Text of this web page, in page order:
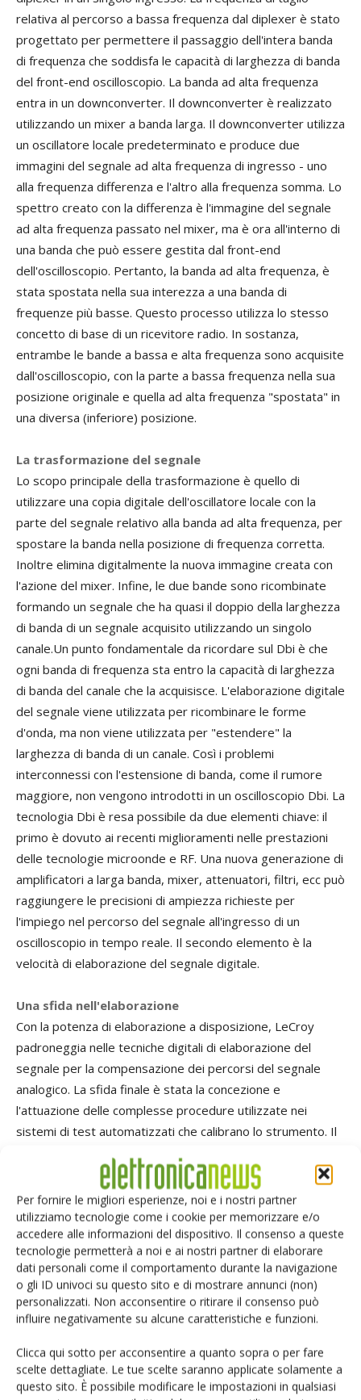
Per fornire le migliori esperienze, noi e i nostri partner
utilizziamo tecnologie come i cookie per memorizzare e/o
accedere alle informazioni del dispositivo. Il consenso a queste
tecnologie permetterà a noi e ai nostri partner di elaborare
dati personali come il comportamento durante la navigazione
o gli ID univoci su questo sito e di mostrare annunci (non)
personalizzati. Non acconsentire o ritirare il consenso può
influire negativamente su alcune caratteristiche e funzioni.
Clicca qui sotto per acconsentire a quanto sopra o per fare
scelte dettagliate. Le tue scelte saranno applicate solamente a
questo sito. È possibile modificare le impostazioni in qualsiasi
relativa al percorso a bassa frequenza dal diplexer è stato
progettato per permettere il passaggio dell'intera banda
di frequenza che soddisfa le capacità di larghezza di banda
del front-end oscilloscopio. La banda ad alta frequenza
entra in un downconverter. Il downconverter è realizzato
utilizzando un mixer a banda larga. Il downconverter utilizza
un oscillatore locale predeterminato e produce due
immagini del segnale ad alta frequenza di ingresso - uno
alla frequenza differenza e l'altro alla frequenza somma. Lo
spettro creato con la differenza è l'immagine del segnale
ad alta frequenza passato nel mixer, ma è ora all'interno di
una banda che può essere gestita dal front-end
dell'oscilloscopio. Pertanto, la banda ad alta frequenza, è
stata spostata nella sua interezza a una banda di
frequenze più basse. Questo processo utilizza lo stesso
concetto di base di un ricevitore radio. In sostanza,
entrambe le bande a bassa e alta frequenza sono acquisite
dall'oscilloscopio, con la parte a bassa frequenza nella sua
posizione originale e quella ad alta frequenza "spostata" in
una diversa (inferiore) posizione.
La trasformazione del segnale
Lo scopo principale della trasformazione è quello di
utilizzare una copia digitale dell'oscillatore locale con la
parte del segnale relativo alla banda ad alta frequenza, per
spostare la banda nella posizione di frequenza corretta.
Inoltre elimina digitalmente la nuova immagine creata con
l'azione del mixer. Infine, le due bande sono ricombinate
formando un segnale che ha quasi il doppio della larghezza
di banda di un segnale acquisito utilizzando un singolo
canale.Un punto fondamentale da ricordare sul Dbi è che
ogni banda di frequenza sta entro la capacità di larghezza
di banda del canale che la acquisisce. L'elaborazione digitale
del segnale viene utilizzata per ricombinare le forme
d'onda, ma non viene utilizzata per "estendere" la
larghezza di banda di un canale. Così i problemi
interconnessi con l'estensione di banda, come il rumore
maggiore, non vengono introdotti in un oscilloscopio Dbi. La
tecnologia Dbi è resa possibile da due elementi chiave: il
primo è dovuto ai recenti miglioramenti nelle prestazioni
delle tecnologie microonde e RF. Una nuova generazione di
amplificatori a larga banda, mixer, attenuatori, filtri, ecc può
raggiungere le precisioni di ampiezza richieste per
l'impiego nel percorso del segnale all'ingresso di un
oscilloscopio in tempo reale. Il secondo elemento è la
velocità di elaborazione del segnale digitale.
Una sfida nell'elaborazione
Con la potenza di elaborazione a disposizione, LeCroy
padroneggia nelle tecniche digitali di elaborazione del
segnale per la compensazione dei percorsi del segnale
analogico. La sfida finale è stata la concezione e
l'attuazione delle complesse procedure utilizzate nei
sistemi di test automatizzati che calibrano lo strumento. Il
incredibili. Dbi è una tecnologia che sposta le limitazioni
sulla larghezza di banda dell'oscilloscopio in tempo reale
per quanto riguarda il costo, lo sforzo di progettazione e
velocità nei processi disponibili per la progettazione di
circuiti integrati, sulle limitazioni imposte dalle velocità di
progettazione relative alle tecnologie RF e microonde.
Applicato oggi, Dbi alza il limite di almeno un fattore di tre e
continuerà ad aumentarlo in futuro. In quanto tale, Dbi è
aumento della larghezza di banda dell'oscilloscopio. In
futuro, LeCroy presenterà oscilloscopi con la tecnologia Dbi